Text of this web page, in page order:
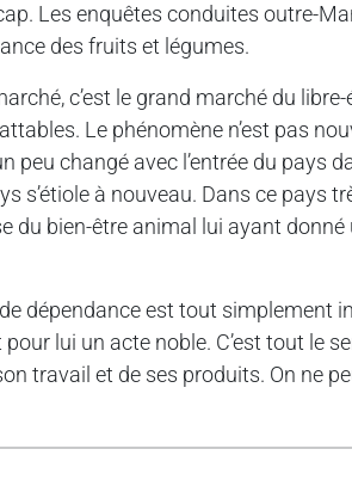
Les enquêtes conduites outre-
des fruits et légumes.
c’est le grand marché du
Le phénomène n’est pas
changé avec l’entrée du pays
s’étiole à nouveau. Dans ce pays
du bien-être animal lui ayant
dépendance est tout simplement
lui un acte noble. C’est tout le
travail et de ses produits. On ne